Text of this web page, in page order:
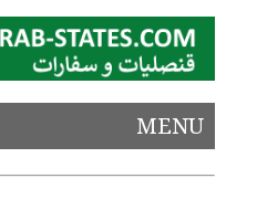
MENU